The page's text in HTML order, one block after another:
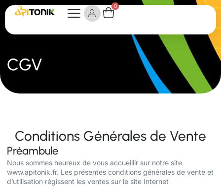
0
CGV
Conditions Générales de Vente
Préambule
Nous sommes heureux de vous accueillir sur notre site
www.apitonik.fr. Les présentes conditions générales de vente et
d’utilisation régissent les ventes sur le site Internet